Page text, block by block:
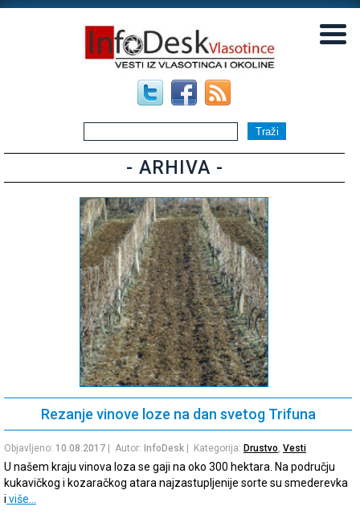
- ARHIVA -
Rezanje vinove loze na dan svetog Trifuna
Objavljeno: 10.08.2017 | Autor: InfoDesk | Kategorija: Drustvo, Vesti
U našem kraju vinova loza se gaji na oko 300 hektara. Na području
kukavičkog i kozaračkog atara najzastupljenije sorte su smederevka
i više…